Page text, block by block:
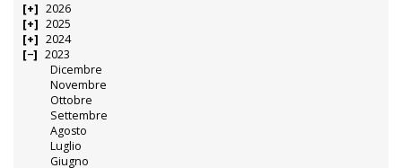
2026
2025
2024
2023
Dicembre
Novembre
Ottobre
Settembre
Agosto
Luglio
Giugno